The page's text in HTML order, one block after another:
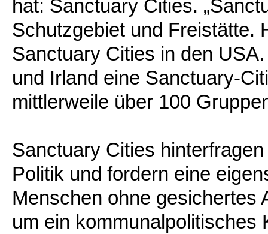
hat: Sanctuary Cities.
Schutzgebiet und Freistätte.
Sanctuary Cities in den
und Irland eine Sanctuary-
mittlerweile über 100
Sanctuary Cities
Politik und fordern eine
Menschen ohne gesichertes
um ein kommunalpolitisches